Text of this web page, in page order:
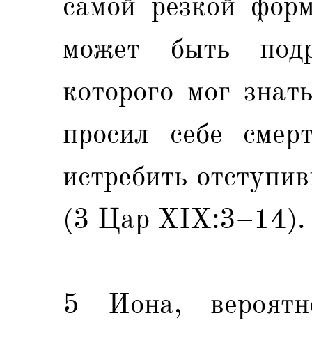
может быть
которого мог
просил себе
истребить
(3 Цар ХIX:3–14).
5 Иона,